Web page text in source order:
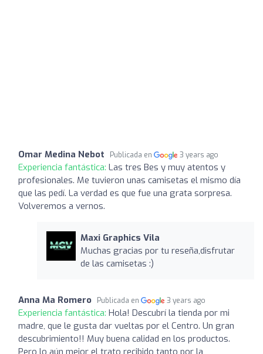
Omar Medina Nebot Publicada en 3 years ago
Experiencia fantástica: Las tres Bes y muy atentos y
profesionales. Me tuvieron unas camisetas el mismo día
que las pedí. La verdad es que fue una grata sorpresa.
Volveremos a vernos.
Maxi Graphics Vila
Muchas gracias por tu reseña,disfrutar
de las camisetas :)
Anna Ma Romero Publicada en 3 years ago
Experiencia fantástica: Hola! Descubrí la tienda por mi
madre, que le gusta dar vueltas por el Centro. Un gran
descubrimiento!! Muy buena calidad en los productos.
Pero lo aún mejor el trato recibido tanto por la